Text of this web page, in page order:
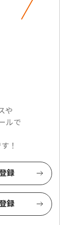
や
ルで
！
録
録